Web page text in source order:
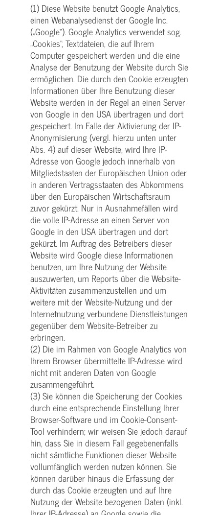
(1) Diese Website benutzt Google Analytics,
einen Webanalysedienst der Google Inc.
(„Google“). Google Analytics verwendet sog.
„Cookies“, Textdateien, die auf Ihrem
Computer gespeichert werden und die eine
Analyse der Benutzung der Website durch Sie
ermöglichen. Die durch den Cookie erzeugten
Informationen über Ihre Benutzung dieser
Website werden in der Regel an einen Server
von Google in den USA übertragen und dort
gespeichert. Im Falle der Aktivierung der IP-
Anonymisierung (vergl. hierzu unten unter
Abs. 4) auf dieser Website, wird Ihre IP-
Adresse von Google jedoch innerhalb von
Mitgliedstaaten der Europäischen Union oder
in anderen Vertragsstaaten des Abkommens
über den Europäischen Wirtschaftsraum
zuvor gekürzt. Nur in Ausnahmefällen wird
die volle IP-Adresse an einen Server von
Google in den USA übertragen und dort
gekürzt. Im Auftrag des Betreibers dieser
Website wird Google diese Informationen
benutzen, um Ihre Nutzung der Website
auszuwerten, um Reports über die Website-
Aktivitäten zusammenzustellen und um
weitere mit der Website-Nutzung und der
Internetnutzung verbundene Dienstleistungen
gegenüber dem Website-Betreiber zu
erbringen.
(2) Die im Rahmen von Google Analytics von
Ihrem Browser übermittelte IP-Adresse wird
nicht mit anderen Daten von Google
zusammengeführt.
(3) Sie können die Speicherung der Cookies
durch eine entsprechende Einstellung Ihrer
Browser-Software und im Cookie-Consent-
Tool verhindern; wir weisen Sie jedoch darauf
hin, dass Sie in diesem Fall gegebenenfalls
nicht sämtliche Funktionen dieser Website
vollumfänglich werden nutzen können. Sie
können darüber hinaus die Erfassung der
durch das Cookie erzeugten und auf Ihre
Nutzung der Website bezogenen Daten (inkl.